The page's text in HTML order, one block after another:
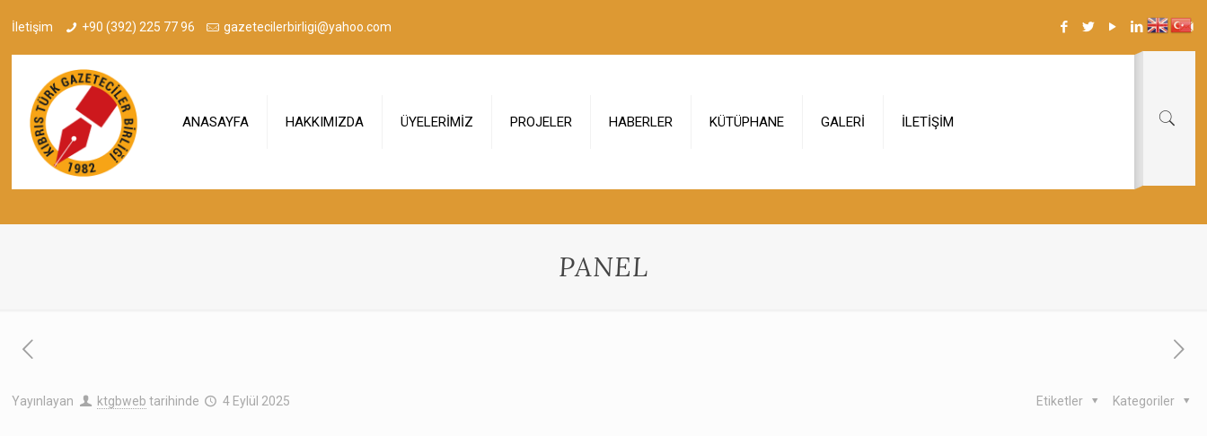
İletişim +90 (392) 225 77 96 gazetecilerbirligi@yahoo.com
ANASAYFA HAKKIMIZDA ÜYELERİMİZ PROJELER HABERLER KÜTÜPHANE GALERİ İLETİŞİM
PANEL
Yayınlayan ktgbweb tarihinde 4 Eylül 2025 Kategoriler
Etiketler